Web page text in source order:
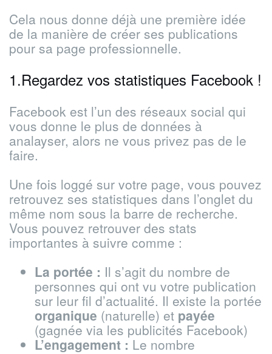
Cela nous donne déjà une première idée
de la manière de créer ses publications
pour sa page professionnelle.
1.Regardez vos statistiques Facebook !
Facebook est l’un des réseaux social qui
vous donne le plus de données à
analayser, alors ne vous privez pas de le
faire.
Une fois loggé sur votre page, vous pouvez
retrouvez ses statistiques dans l’onglet du
même nom sous la barre de recherche.
Vous pouvez retrouver des stats
importantes à suivre comme :
La portée : Il s’agit du nombre de
personnes qui ont vu votre publication
sur leur fil d’actualité. Il existe la portée
organique (naturelle) et payée
(gagnée via les publicités Facebook)
L’engagement : Le nombre